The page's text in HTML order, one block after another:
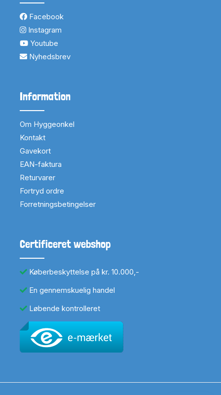
Facebook
Instagram
Youtube
Nyhedsbrev
Information
Om Hyggeonkel
Kontakt
Gavekort
EAN-faktura
Returvarer
Fortryd ordre
Forretningsbetingelser
Certificeret webshop
Køberbeskyttelse på kr. 10.000,-
En gennemskuelig handel
Løbende kontrolleret